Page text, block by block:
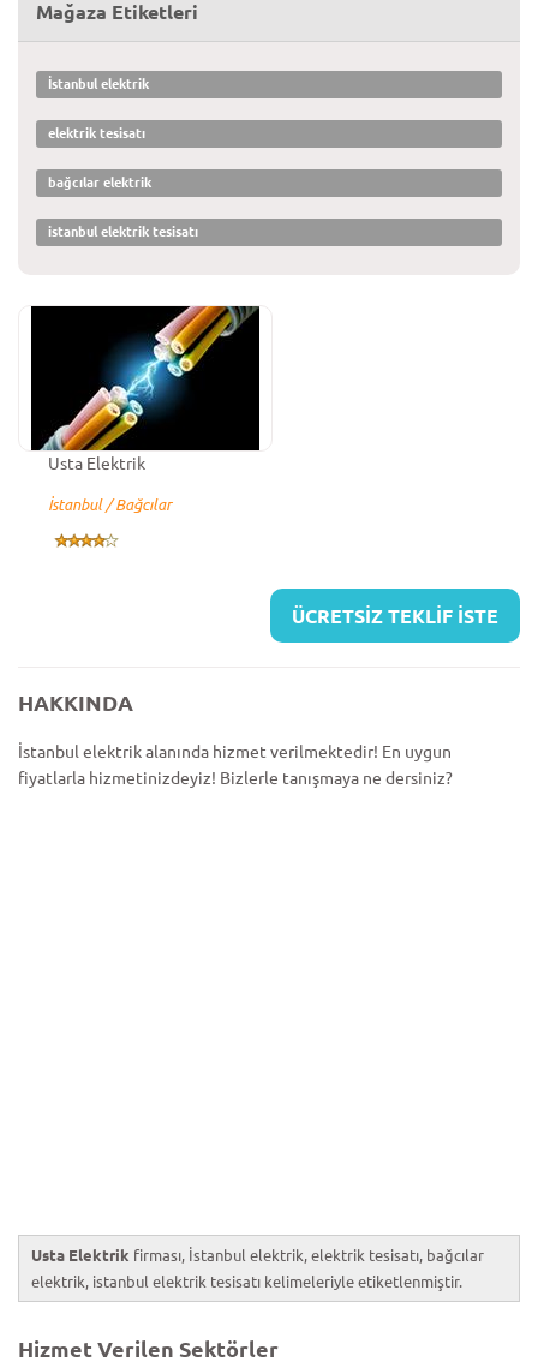
Mağaza Etiketleri
İstanbul elektrik
elektrik tesisatı
bağcılar elektrik
istanbul elektrik tesisatı
Usta Elektrik
İstanbul / Bağcılar
ÜCRETSİZ TEKLİF İSTE
HAKKINDA
İstanbul elektrik alanında hizmet verilmektedir! En uygun
fiyatlarla hizmetinizdeyiz! Bizlerle tanışmaya ne dersiniz?
Usta Elektrik firması, İstanbul elektrik, elektrik tesisatı, bağcılar
elektrik, istanbul elektrik tesisatı kelimeleriyle etiketlenmiştir.
Hizmet Verilen Sektörler